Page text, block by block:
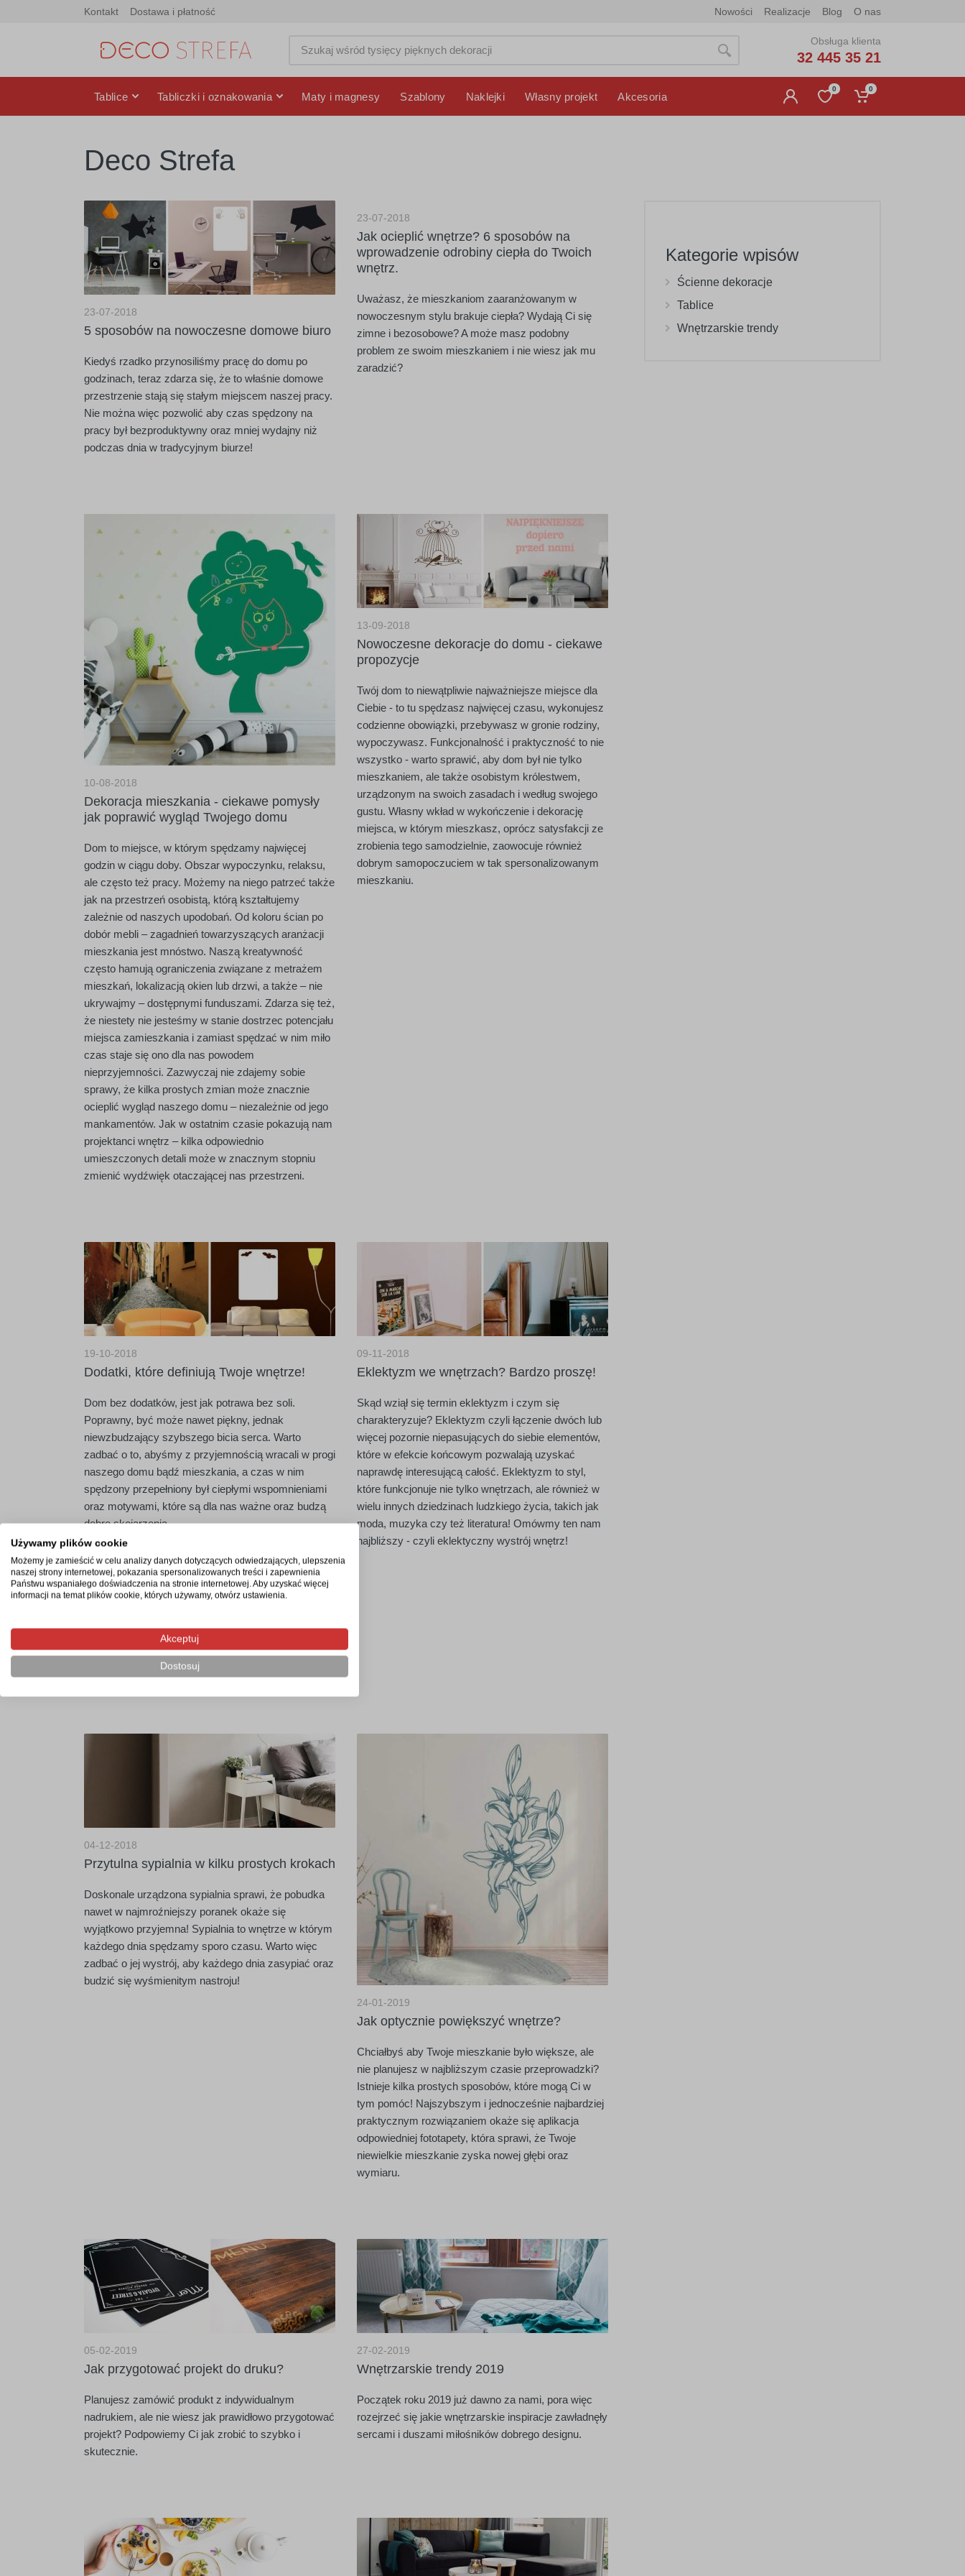
Kontakt Dostawa i płatność Nowości Realizacje Blog O nas
Obsługa klienta
32 445 35 21
Tablice Tabliczki i oznakowania Maty i magnesy Szablony Naklejki Własny projekt Akcesoria
0 0
Deco Strefa
5 sposobów na nowoczesne domowe biuro
23-07-2018
Kiedyś rzadko przynosiliśmy pracę do domu po
godzinach, teraz zdarza się, że to właśnie domowe
przestrzenie stają się stałym miejscem naszej pracy.
Nie można więc pozwolić aby czas spędzony na
pracy był bezproduktywny oraz mniej wydajny niż
podczas dnia w tradycyjnym biurze!
Jak ocieplić wnętrze? 6 sposobów na
wprowadzenie odrobiny ciepła do Twoich
wnętrz.
23-07-2018
Uważasz, że mieszkaniom zaaranżowanym w
nowoczesnym stylu brakuje ciepła? Wydają Ci się
zimne i bezosobowe? A może masz podobny
problem ze swoim mieszkaniem i nie wiesz jak mu
zaradzić?
Dekoracja mieszkania - ciekawe pomysły
jak poprawić wygląd Twojego domu
10-08-2018
Dom to miejsce, w którym spędzamy najwięcej
godzin w ciągu doby. Obszar wypoczynku, relaksu,
ale często też pracy. Możemy na niego patrzeć także
jak na przestrzeń osobistą, którą kształtujemy
zależnie od naszych upodobań. Od koloru ścian po
dobór mebli – zagadnień towarzyszących aranżacji
mieszkania jest mnóstwo. Naszą kreatywność
często hamują ograniczenia związane z metrażem
mieszkań, lokalizacją okien lub drzwi, a także – nie
ukrywajmy – dostępnymi funduszami. Zdarza się też,
że niestety nie jesteśmy w stanie dostrzec potencjału
miejsca zamieszkania i zamiast spędzać w nim miło
czas staje się ono dla nas powodem
nieprzyjemności. Zazwyczaj nie zdajemy sobie
sprawy, że kilka prostych zmian może znacznie
ocieplić wygląd naszego domu – niezależnie od jego
mankamentów. Jak w ostatnim czasie pokazują nam
projektanci wnętrz – kilka odpowiednio
umieszczonych detali może w znacznym stopniu
zmienić wydźwięk otaczającej nas przestrzeni.
Nowoczesne dekoracje do domu - ciekawe
propozycje
13-09-2018
Twój dom to niewątpliwie najważniejsze miejsce dla
Ciebie - to tu spędzasz najwięcej czasu, wykonujesz
codzienne obowiązki, przebywasz w gronie rodziny,
wypoczywasz. Funkcjonalność i praktyczność to nie
wszystko - warto sprawić, aby dom był nie tylko
mieszkaniem, ale także osobistym królestwem,
urządzonym na swoich zasadach i według swojego
gustu. Własny wkład w wykończenie i dekorację
miejsca, w którym mieszkasz, oprócz satysfakcji ze
zrobienia tego samodzielnie, zaowocuje również
dobrym samopoczuciem w tak spersonalizowanym
mieszkaniu.
Dodatki, które definiują Twoje wnętrze!
19-10-2018
Dom bez dodatków, jest jak potrawa bez soli.
Poprawny, być może nawet piękny, jednak
niewzbudzający szybszego bicia serca. Warto
zadbać o to, abyśmy z przyjemnością wracali w progi
naszego domu bądź mieszkania, a czas w nim
spędzony przepełniony był ciepłymi wspomnieniami
oraz motywami, które są dla nas ważne oraz budzą
dobre skojarzenia.
kolorów, materiałów, dodatków, dekoracji. Tylko od
Ciebie zależy w jaki sposób przedstawisz swoje
mieszkanie oraz jego domowników. W końcu diabeł
Przeczytaj o naszych sposobach na doprawienie
wnętrz odrobiną soli!
Eklektyzm we wnętrzach? Bardzo proszę!
09-11-2018
Skąd wziął się termin eklektyzm i czym się
charakteryzuje? Eklektyzm czyli łączenie dwóch lub
więcej pozornie niepasujących do siebie elementów,
które w efekcie końcowym pozwalają uzyskać
naprawdę interesującą całość. Eklektyzm to styl,
które funkcjonuje nie tylko wnętrzach, ale również w
wielu innych dziedzinach ludzkiego życia, takich jak
moda, muzyka czy też literatura! Omówmy ten nam
najbliższy - czyli eklektyczny wystrój wnętrz!
Przytulna sypialnia w kilku prostych krokach
04-12-2018
Doskonale urządzona sypialnia sprawi, że pobudka
nawet w najmroźniejszy poranek okaże się
wyjątkowo przyjemna! Sypialnia to wnętrze w którym
każdego dnia spędzamy sporo czasu. Warto więc
zadbać o jej wystrój, aby każdego dnia zasypiać oraz
budzić się wyśmienitym nastroju!
Jak optycznie powiększyć wnętrze?
24-01-2019
Chciałbyś aby Twoje mieszkanie było większe, ale
nie planujesz w najbliższym czasie przeprowadzki?
Istnieje kilka prostych sposobów, które mogą Ci w
tym pomóc! Najszybszym i jednocześnie najbardziej
praktycznym rozwiązaniem okaże się aplikacja
odpowiedniej fototapety, która sprawi, że Twoje
niewielkie mieszkanie zyska nowej głębi oraz
wymiaru.
Jak przygotować projekt do druku?
05-02-2019
Planujesz zamówić produkt z indywidualnym
nadrukiem, ale nie wiesz jak prawidłowo przygotować
projekt? Podpowiemy Ci jak zrobić to szybko i
skutecznie.
Wnętrzarskie trendy 2019
27-02-2019
Początek roku 2019 już dawno za nami, pora więc
rozejrzeć się jakie wnętrzarskie inspiracje zawładnęły
sercami i duszami miłośników dobrego designu.
Kategorie wpisów
Ścienne dekoracje
Tablice
Wnętrzarskie trendy
Używamy plików cookie
Możemy je zamieścić w celu analizy danych dotyczących odwiedzających, ulepszenia
naszej strony internetowej, pokazania spersonalizowanych treści i zapewnienia
Państwu wspaniałego doświadczenia na stronie internetowej. Aby uzyskać więcej
informacji na temat plików cookie, których używamy, otwórz ustawienia.
Akceptuj
Dostosuj